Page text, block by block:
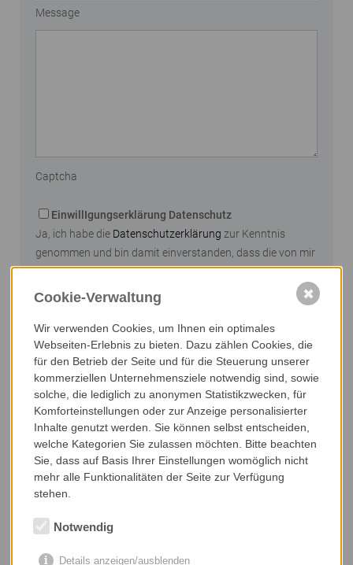
Message
Captcha
EinwillIgungserklärung Datenschutz
Ja, ich habe die Datenschutzerklärung zur Kenntnis
genommen und bin damit einverstanden, dass die von mir
angegeben Daten elektronisch erhoben und gespeichert
werden. Meine Daten werden dabei nur streng
zweckgebunden zur Bearbeitung und Beantwortung
meiner Anfrage genutzt.
Send
Cookie-Verwaltung
Wir verwenden Cookies, um Ihnen ein optimales
Webseiten-Erlebnis zu bieten. Dazu zählen Cookies, die
für den Betrieb der Seite und für die Steuerung unserer
kommerziellen Unternehmensziele notwendig sind, sowie
solche, die lediglich zu anonymen Statistikzwecken, für
Komforteinstellungen oder zur Anzeige personalisierter
Inhalte genutzt werden. Sie können selbst entscheiden,
welche Kategorien Sie zulassen möchten. Bitte beachten
Sie, dass auf Basis Ihrer Einstellungen womöglich nicht
mehr alle Funktionalitäten der Seite zur Verfügung
stehen.
Notwendig
Details anzeigen/ausblenden
✖